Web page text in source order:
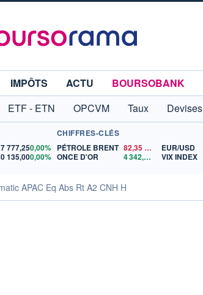
IMPÔTS ACTU
BOURSOBANK
ETF - ETN OPCVM Taux Devises
7 777,250,00%
135,000,00%
CHIFFRES-CLÉS
PÉTROLE BRENT 82,35
ONCE D'OR
4 342,26 $US
EUR/USD
VIX INDEX
APAC Eq Abs Rt A2 CNH H